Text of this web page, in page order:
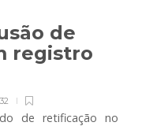
de
registro
de retificação no